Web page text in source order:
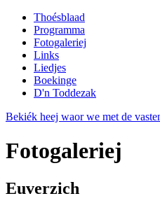
Thoésblaad
Programma
Fotogaleriej
Links
Liedjes
Boekinge
D'n Toddezak
Bekiék heej waor we met de
Fotogaleriej
Euverzich